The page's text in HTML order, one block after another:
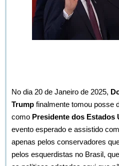
No dia 20 de Janeiro de 2025,
Trump finalmente tomou posse
como Presidente dos Estados
evento esperado e assistido
apenas pelos conservadores
pelos esquerdistas no Brasil,